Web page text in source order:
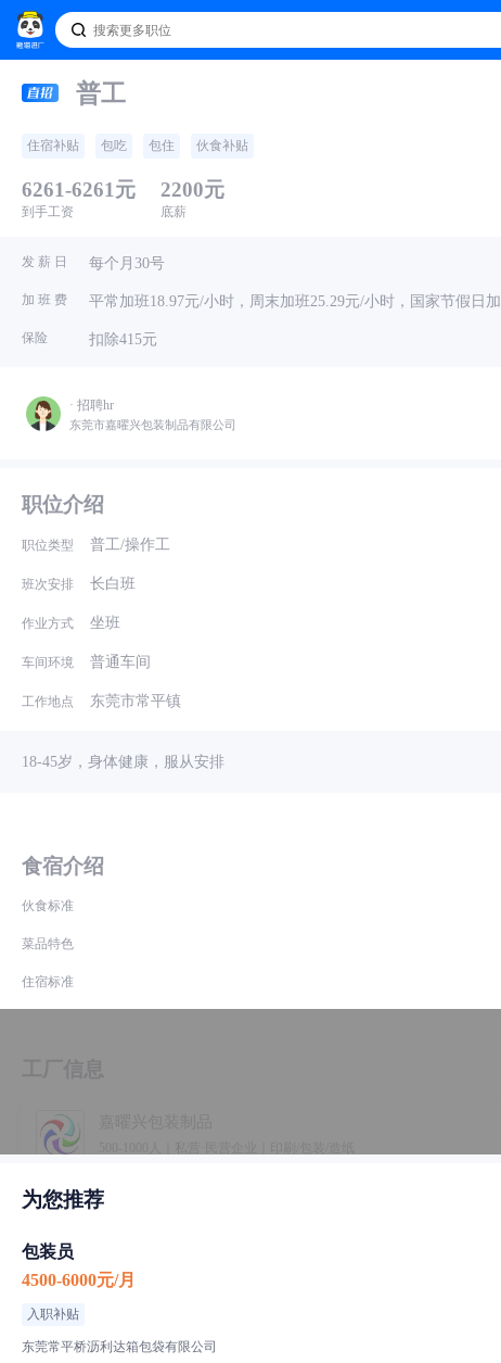
普工
住宿补贴 包吃 包住 伙食补贴
6261-6261元
到手工资
2200元
底薪
发 薪 日 每个月30号
加 班 费 平常加班18.97元/小时，周末加班25.29元/小时，国家节假日
保险 扣除415元
· 招聘hr
东莞市嘉曜兴包装制品有限公司
职位介绍
职位类型 普工/操作工
班次安排 长白班
作业方式 坐班
车间环境 普通车间
工作地点 东莞市常平镇
18-45岁，身体健康，服从安排
食宿介绍
伙食标准
菜品特色
住宿标准
嘉曜兴包装有限公司
为您推荐
包装员
4500-6000元/月
入职补贴
东莞常平桥沥利达箱包袋有限公司